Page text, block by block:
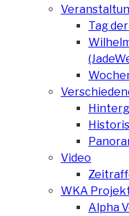
Tag
Video
WKA
Alpha